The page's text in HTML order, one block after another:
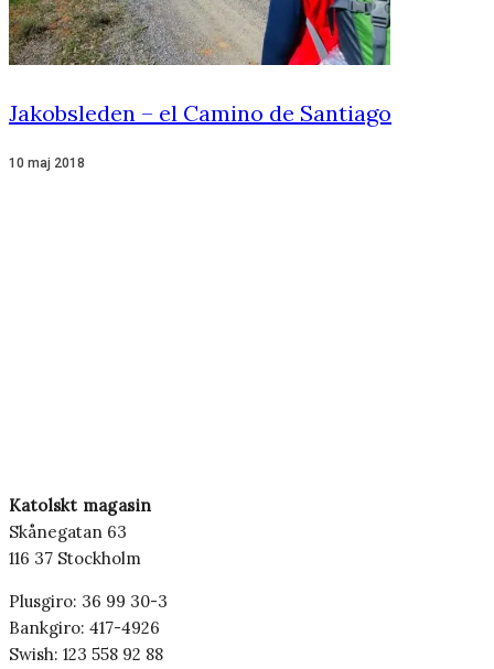
Jakobsleden – el Camino de Santiago
10 maj 2018
Katolskt magasin
Skånegatan 63
116 37 Stockholm
Plusgiro: 36 99 30-3
Bankgiro: 417-4926
Swish: 123 558 92 88